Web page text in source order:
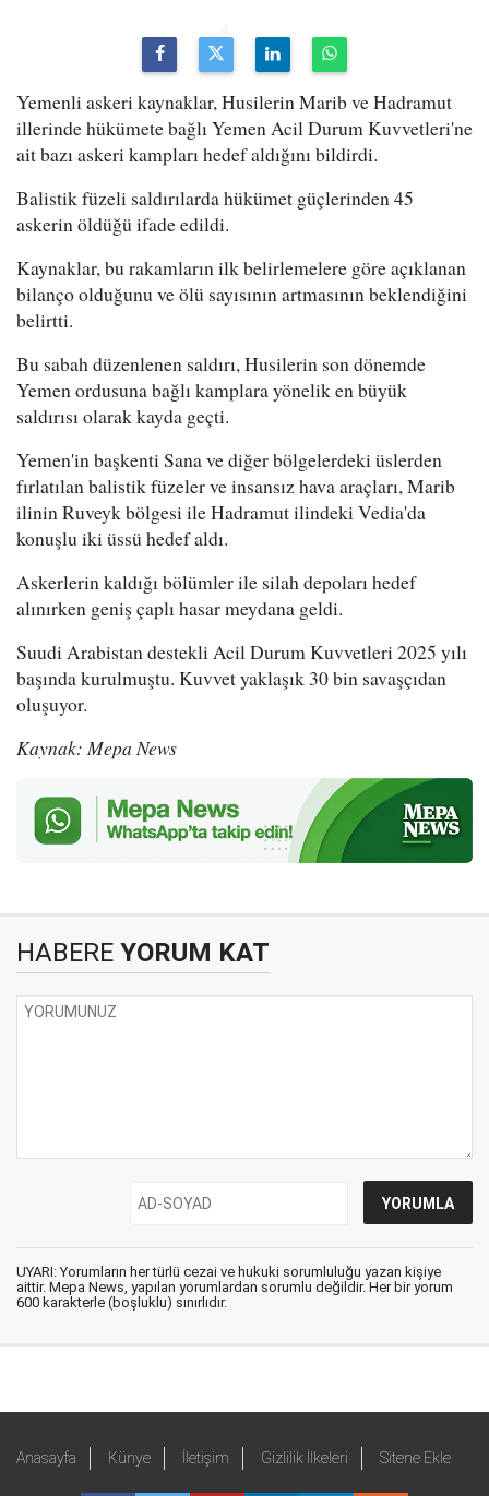
Yemenli askeri kaynaklar, Husilerin Marib ve Hadramut
illerinde hükümete bağlı Yemen Acil Durum Kuvvetleri'ne
ait bazı askeri kampları hedef aldığını bildirdi.
Balistik füzeli saldırılarda hükümet güçlerinden 45
askerin öldüğü ifade edildi.
Kaynaklar, bu rakamların ilk belirlemelere göre açıklanan
bilanço olduğunu ve ölü sayısının artmasının beklendiğini
belirtti.
Bu sabah düzenlenen saldırı, Husilerin son dönemde
Yemen ordusuna bağlı kamplara yönelik en büyük
saldırısı olarak kayda geçti.
Yemen'in başkenti Sana ve diğer bölgelerdeki üslerden
fırlatılan balistik füzeler ve insansız hava araçları, Marib
ilinin Ruveyk bölgesi ile Hadramut ilindeki Vedia'da
konuşlu iki üssü hedef aldı.
Askerlerin kaldığı bölümler ile silah depoları hedef
alınırken geniş çaplı hasar meydana geldi.
Suudi Arabistan destekli Acil Durum Kuvvetleri 2025 yılı
başında kurulmuştu. Kuvvet yaklaşık 30 bin savaşçıdan
oluşuyor.
Kaynak: Mepa News
HABERE YORUM KAT
UYARI: Yorumların her türlü cezai ve hukuki sorumluluğu yazan kişiye
aittir. Mepa News, yapılan yorumlardan sorumlu değildir. Her bir yorum
600 karakterle (boşluklu) sınırlıdır.
Anasayfa Künye İletişim Gizlilik İlkeleri Sitene Ekle